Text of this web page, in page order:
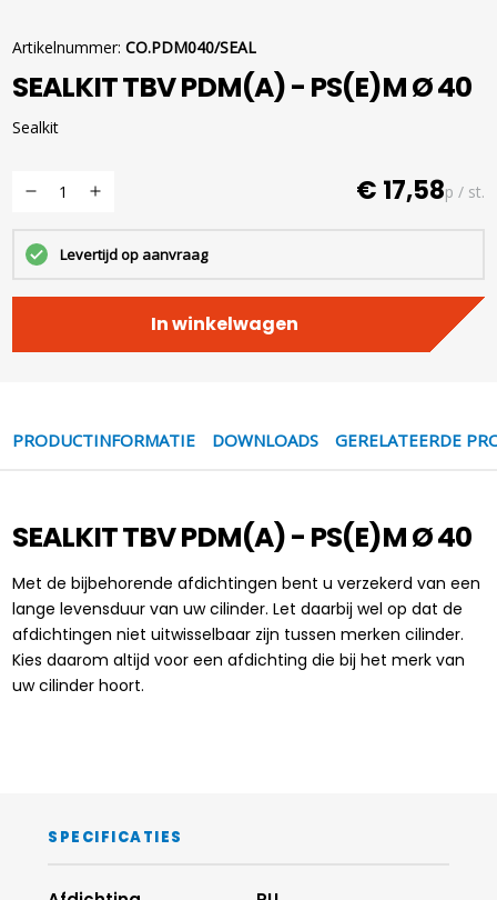
Artikelnummer: CO.PDM040/SEAL
SEALKIT TBV PDM(A) - PS(E)M Ø 40
Sealkit
€ 17,58p / st.
Levertijd op aanvraag
In winkelwagen
PRODUCTINFORMATIE DOWNLOADS GERELATEERDE
SEALKIT TBV PDM(A) - PS(E)M Ø 40
Met de bijbehorende afdichtingen bent u verzekerd van een
lange levensduur van uw cilinder. Let daarbij wel op dat de
afdichtingen niet uitwisselbaar zijn tussen merken cilinder.
Kies daarom altijd voor een afdichting die bij het merk van
uw cilinder hoort.
SPECIFICATIES